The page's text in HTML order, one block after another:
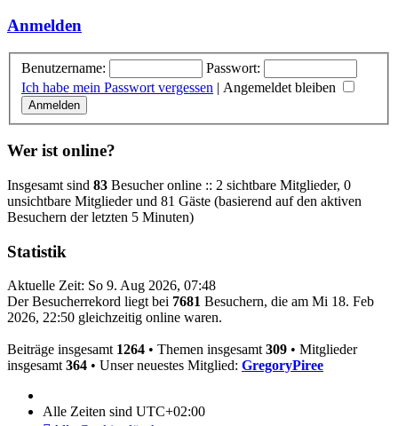
Anmelden
Benutzername:
Passwort:
Ich habe mein Passwort vergessen | Angemeldet bleiben
Wer ist online?
Insgesamt sind 83 Besucher online :: 2 sichtbare Mitglieder, 0
unsichtbare Mitglieder und 81 Gäste (basierend auf den aktiven
Besuchern der letzten 5 Minuten)
Statistik
Aktuelle Zeit: So 9. Aug 2026, 07:48
Der Besucherrekord liegt bei 7681 Besuchern, die am Mi 18. Feb
2026, 22:50 gleichzeitig online waren.
Beiträge insgesamt 1264 • Themen insgesamt 309 • Mitglieder
insgesamt 364 • Unser neuestes Mitglied: GregoryPiree
Alle Zeiten sind UTC+02:00